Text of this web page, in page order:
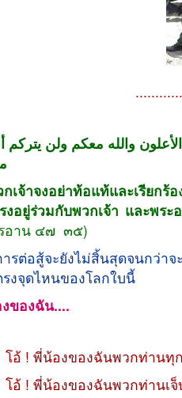
والله معكم ولن يتركم
กเจ้าจงอย่าท้อแท้และเรียก
งอยู่ร่วมกับพวกเจ้า และพร
อาน ๔๗  ๓๕)
จะยังไม่สิ้นสุดจนกว่าจะถึ
งจุดไหนของโลกใบนี้
ของฉัน....
โอ้ ! พี่น้องของฉันพวกท่านทุ
โอ้ ! พี่น้องของฉันพวกท่านเจ็